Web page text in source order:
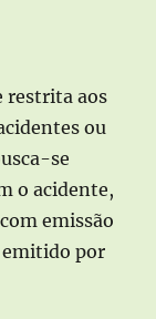
restrita aos
ou
se
o acidente,
emissão
emitido por